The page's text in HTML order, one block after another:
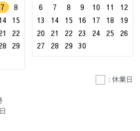
7
8
15
22
29
6
7 8 9 10 11
12
13
14 15 16 17 18
19
20
21 22 23 24 25
26
27
28 29 30
: 休業日